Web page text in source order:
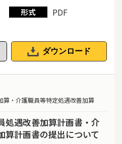
形式 PDF
ダウンロード
算・介護職員等特定処遇改善加算
遇改善加算計画書・介
算計画書の提出について